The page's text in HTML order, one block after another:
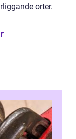
orter.